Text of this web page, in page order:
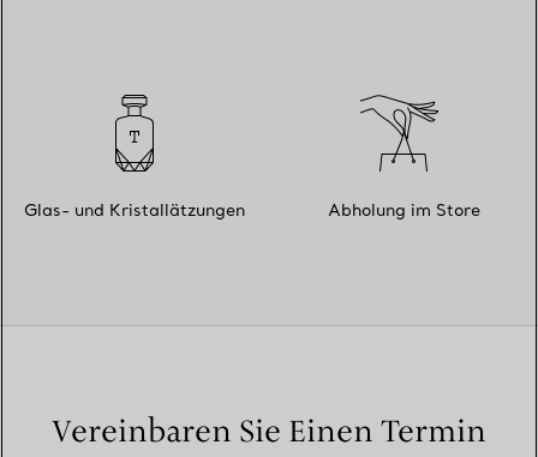
Glas- und Kristallätzungen Abholung im Store
Vereinbaren Sie Einen Termin